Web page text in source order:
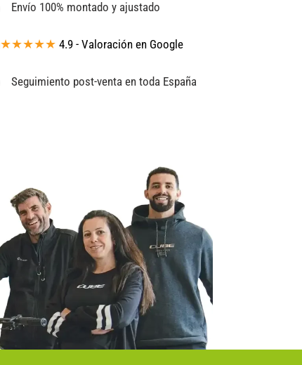
Envío 100% montado y ajustado
★★★★★ 4.9 - Valoración en Google
Seguimiento post-venta en toda España